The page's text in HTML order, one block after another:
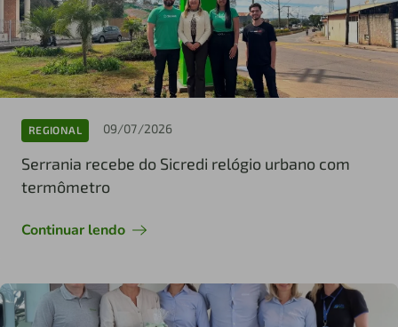
REGIONAL 09/07/2026
Serrania recebe do Sicredi relógio urbano com
termômetro
Continuar lendo